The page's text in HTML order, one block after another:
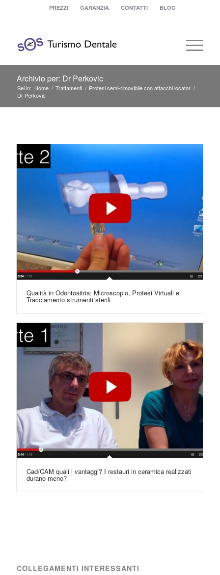
PREZZI GARANZIA CONTATTI BLOG
Archivio per: Dr Perkovic
Sei in: Home / Trattamenti / Protesi semi-rimovibile con attacchi locator /
Dr Perkovic
Qualità in Odontoaitria: Microscopio, Protesi Virtuali e
Tracciamento strumenti sterili
Cad/CAM quali i vantaggi? I restauri in ceramica realizzati
durano meno?
COLLEGAMENTI INTERESSANTI